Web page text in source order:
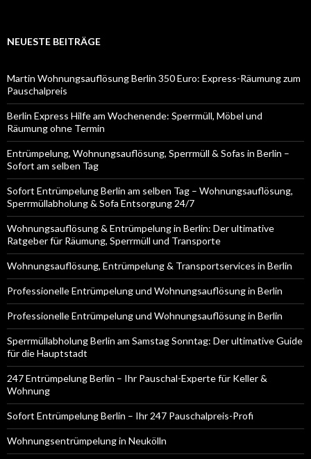
NEUESTE BEITRÄGE
Martin Wohnungsauflösung Berlin 350 Euro: Express-Räumung zum
Pauschalpreis
Berlin Express Hilfe am Wochenende: Sperrmüll, Möbel und
Räumung ohne Termin
Entrümpelung, Wohnungsauflösung, Sperrmüll & Sofas in Berlin –
Sofort am selben Tag
Sofort Entrümpelung Berlin am selben Tag – Wohnungsauflösung,
Sperrmüllabholung & Sofa Entsorgung 24/7
Wohnungsauflösung & Entrümpelung in Berlin: Der ultimative
Ratgeber für Räumung, Sperrmüll und Transporte
Wohnungsauflösung, Entrümpelung & Transportservices in Berlin
Professionelle Entrümpelung und Wohnungsauflösung in Berlin
Professionelle Entrümpelung und Wohnungsauflösung in Berlin
Sperrmüllabholung Berlin am Samstag Sonntag: Der ultimative Guide
für die Hauptstadt
247 Entrümpelung Berlin – Ihr Pauschal-Experte für Keller &
Wohnung
Sofort Entrümpelung Berlin – Ihr 247 Pauschalpreis-Profi
Wohnungsentrümpelung in Neukölln